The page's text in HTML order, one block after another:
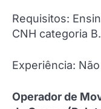
Requisitos:
CNH categoria B.
Experiência:
Operador de